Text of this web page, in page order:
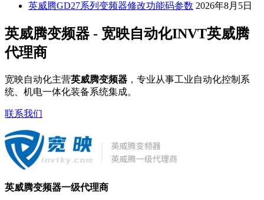
英威腾GD27系列变频器修改功能码参数 2026年8月5日
英威腾变频器 - 宽映自动化INVT英威腾
代理商
宽映自动化主营英威腾变频器 ，专业从事工业自动化控制系
统、机电一体化装备系统集成。
联系我们
英威腾变频器一级代理商